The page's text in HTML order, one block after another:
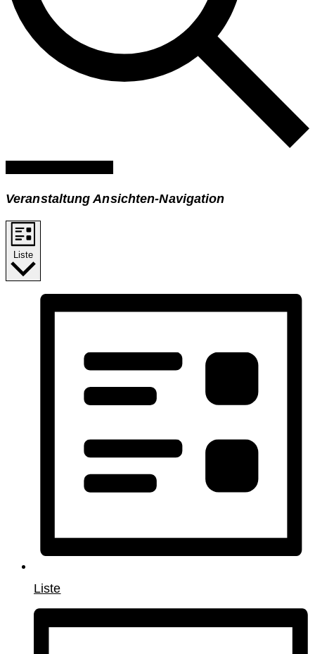
Veranstaltung Ansichten-Navigation
Liste
Liste